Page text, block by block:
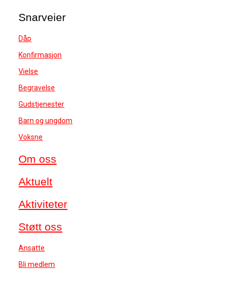
Snarveier
Dåp
Konfirmasjon
Vielse
Begravelse
Gudstjenester
Barn og ungdom
Voksne
Om oss
Aktuelt
Aktiviteter
Støtt oss
Ansatte
Bli medlem